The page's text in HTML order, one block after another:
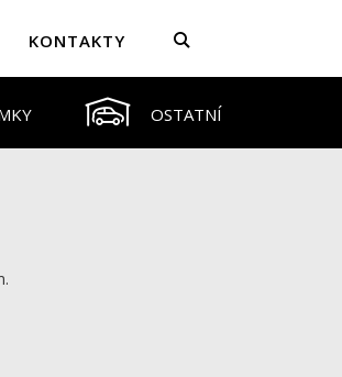
KONTAKTY
OSTATNÍ